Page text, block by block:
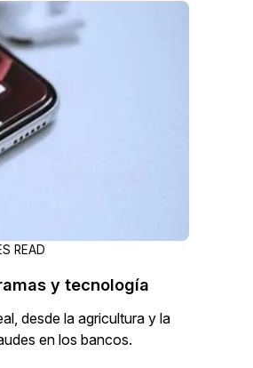
READ
y tecnología
desde la agricultura y la
en los bancos.